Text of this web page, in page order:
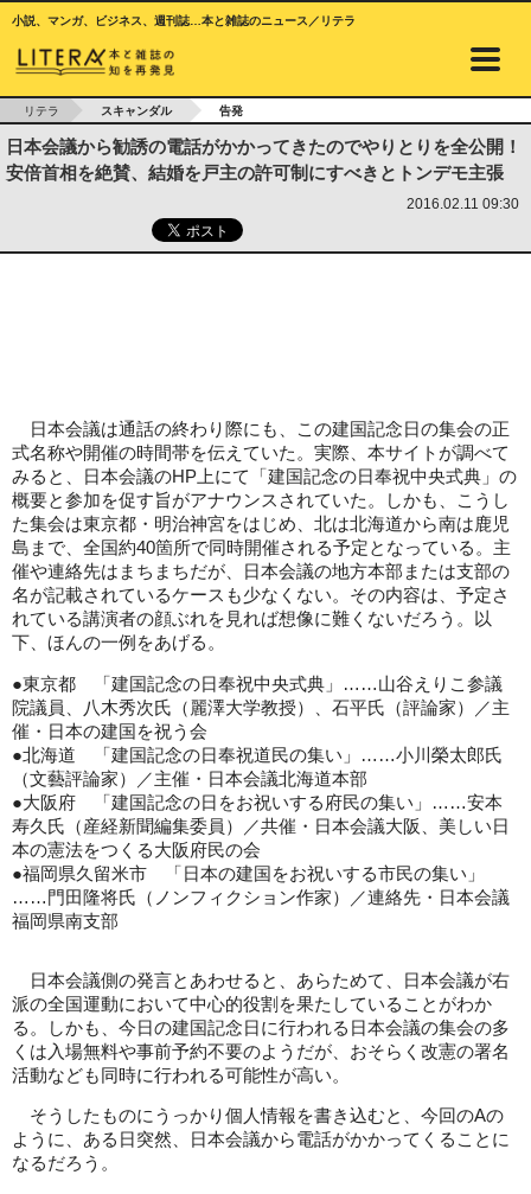
小説、マンガ、ビジネス、週刊誌…本と雑誌のニュース／リテラ
リテラ スキャンダル 告発
日本会議から勧誘の電話がかかってきたのでやりとりを全公開！
安倍首相を絶賛、結婚を戸主の許可制にすべきとトンデモ主張
2016.02.11 09:30
日本会議は通話の終わり際にも、この建国記念日の集会の正
式名称や開催の時間帯を伝えていた。実際、本サイトが調べて
みると、日本会議のHP上にて「建国記念の日奉祝中央式典」の
概要と参加を促す旨がアナウンスされていた。しかも、こうし
た集会は東京都・明治神宮をはじめ、北は北海道から南は鹿児
島まで、全国約40箇所で同時開催される予定となっている。主
催や連絡先はまちまちだが、日本会議の地方本部または支部の
名が記載されているケースも少なくない。その内容は、予定さ
れている講演者の顔ぶれを見れば想像に難くないだろう。以
下、ほんの一例をあげる。
●東京都 「建国記念の日奉祝中央式典」……山谷えりこ参議
院議員、八木秀次氏（麗澤大学教授）、石平氏（評論家）／主
催・日本の建国を祝う会
●北海道 「建国記念の日奉祝道民の集い」……小川榮太郎氏
（文藝評論家）／主催・日本会議北海道本部
●大阪府 「建国記念の日をお祝いする府民の集い」……安本
寿久氏（産経新聞編集委員）／共催・日本会議大阪、美しい日
本の憲法をつくる大阪府民の会
●福岡県久留米市 「日本の建国をお祝いする市民の集い」
……門田隆将氏（ノンフィクション作家）／連絡先・日本会議
福岡県南支部
日本会議側の発言とあわせると、あらためて、日本会議が右
派の全国運動において中心的役割を果たしていることがわか
る。しかも、今日の建国記念日に行われる日本会議の集会の多
くは入場無料や事前予約不要のようだが、おそらく改憲の署名
活動なども同時に行われる可能性が高い。
そうしたものにうっかり個人情報を書き込むと、今回のAの
ように、ある日突然、日本会議から電話がかかってくることに
なるだろう。